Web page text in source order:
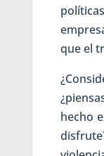
que el
hecho